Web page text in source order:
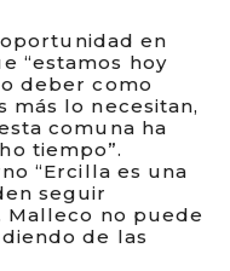
en
“estamos hoy
deber como
más lo necesitan,
comuna ha
tiempo”.
“Ercilla es una
seguir
no puede
de las